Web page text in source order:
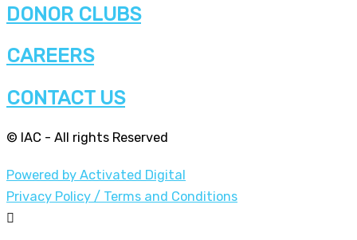
DONOR CLUBS
CAREERS
CONTACT US
© IAC - All rights Reserved
Powered by Activated Digital
Privacy Policy / Terms and Conditions